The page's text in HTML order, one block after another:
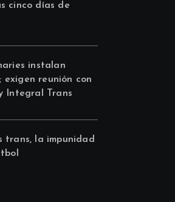
cinco días de
instalan
exigen reunión con
Integral Trans
trans, la impunidad